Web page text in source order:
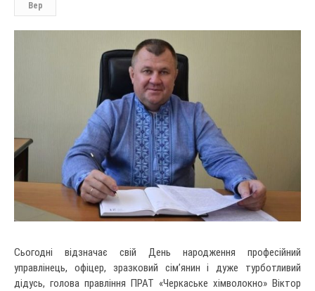
Вер
Сьогодні відзначає свій День народження професійний
управлінець, офіцер, зразковий сім’янин і дуже турботливий
дідусь, голова правління ПРАТ «Черкаське хімволокно» Віктор